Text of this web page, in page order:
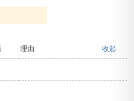
收起
理由